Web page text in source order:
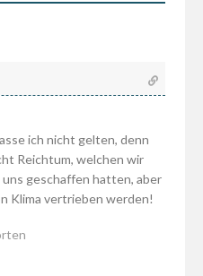
ich nicht gelten, denn
Reichtum, welchen wir
geschaffen hatten, aber
Klima vertrieben werden!